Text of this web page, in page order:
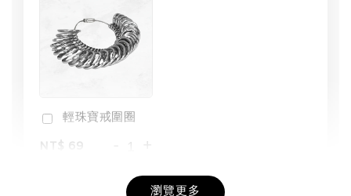
輕珠寶戒圍圈
NT$ 69
+
瀏覽更多